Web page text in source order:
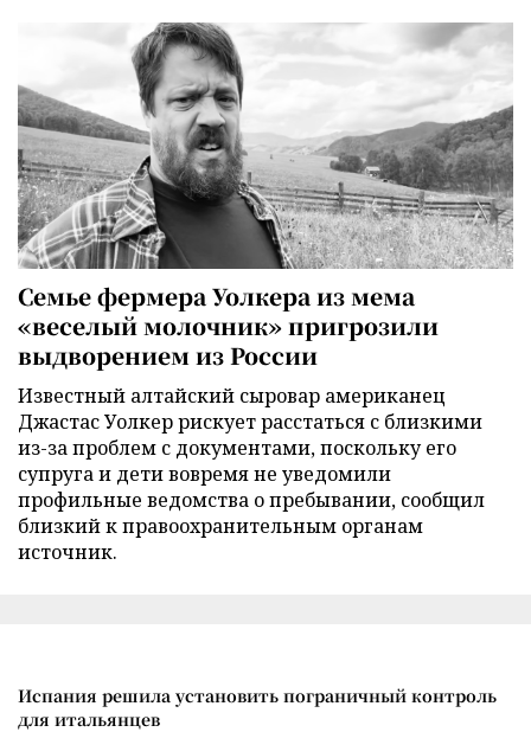
Семье фермера Уолкера из мема
«веселый молочник» пригрозили
выдворением из России
Известный алтайский сыровар американец
Джастас Уолкер рискует расстаться с близкими
из-за проблем с документами, поскольку его
супруга и дети вовремя не уведомили
профильные ведомства о пребывании, сообщил
близкий к правоохранительным органам
источник.
Испания решила установить пограничный контроль
для итальянцев